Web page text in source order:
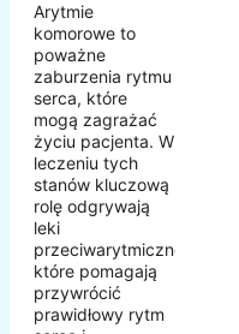
Arytmie
komorowe to
poważne
zaburzenia rytmu
serca, które
mogą zagrażać
życiu pacjenta. W
leczeniu tych
stanów kluczową
rolę odgrywają
leki
przeciwarytmiczne,
które pomagają
przywrócić
prawidłowy rytm